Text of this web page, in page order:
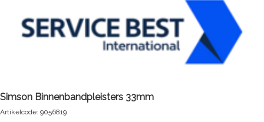
Simson Binnenbandpleisters 33mm
Artikelcode: 9056819